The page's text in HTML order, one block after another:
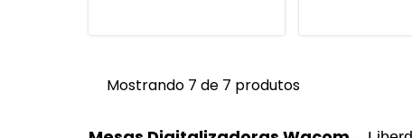
Mostrando 7 de 7 produtos